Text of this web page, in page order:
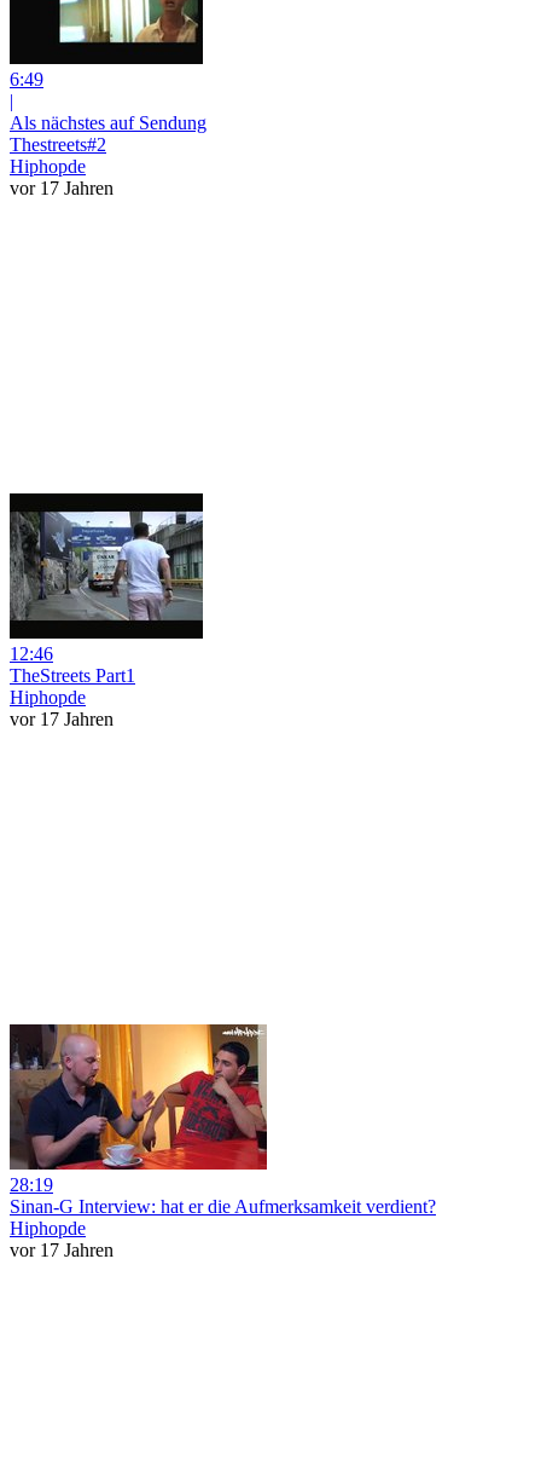
6:49
|
Als nächstes auf Sendung
Thestreets#2
Hiphopde
vor 17 Jahren
12:46
TheStreets Part1
Hiphopde
vor 17 Jahren
28:19
Sinan-G Interview: hat er die Aufmerksamkeit verdient?
Hiphopde
vor 17 Jahren